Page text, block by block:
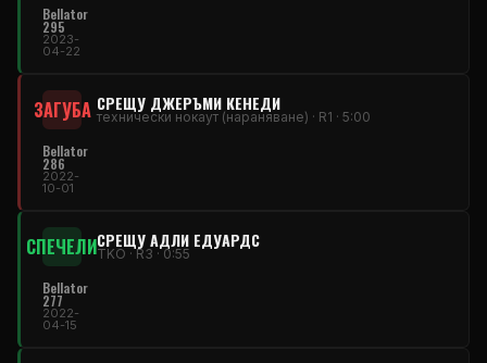
Bellator
295
2023-
04-22
ЗАГУБА СРЕЩУ ДЖЕРЪМИ КЕНЕДИ
технически нокаут (нараняване) · R1 · 5:00
Bellator
286
2022-
10-01
СПЕЧЕЛИСРЕЩУ АДЛИ ЕДУАРДС
TKO · R3 · 0:55
Bellator
277
2022-
04-15